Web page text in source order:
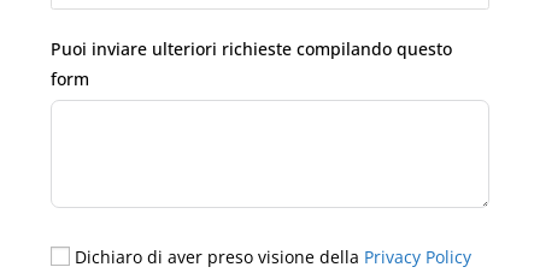
Puoi inviare ulteriori richieste compilando questo
form
Dichiaro di aver preso visione della Privacy Policy